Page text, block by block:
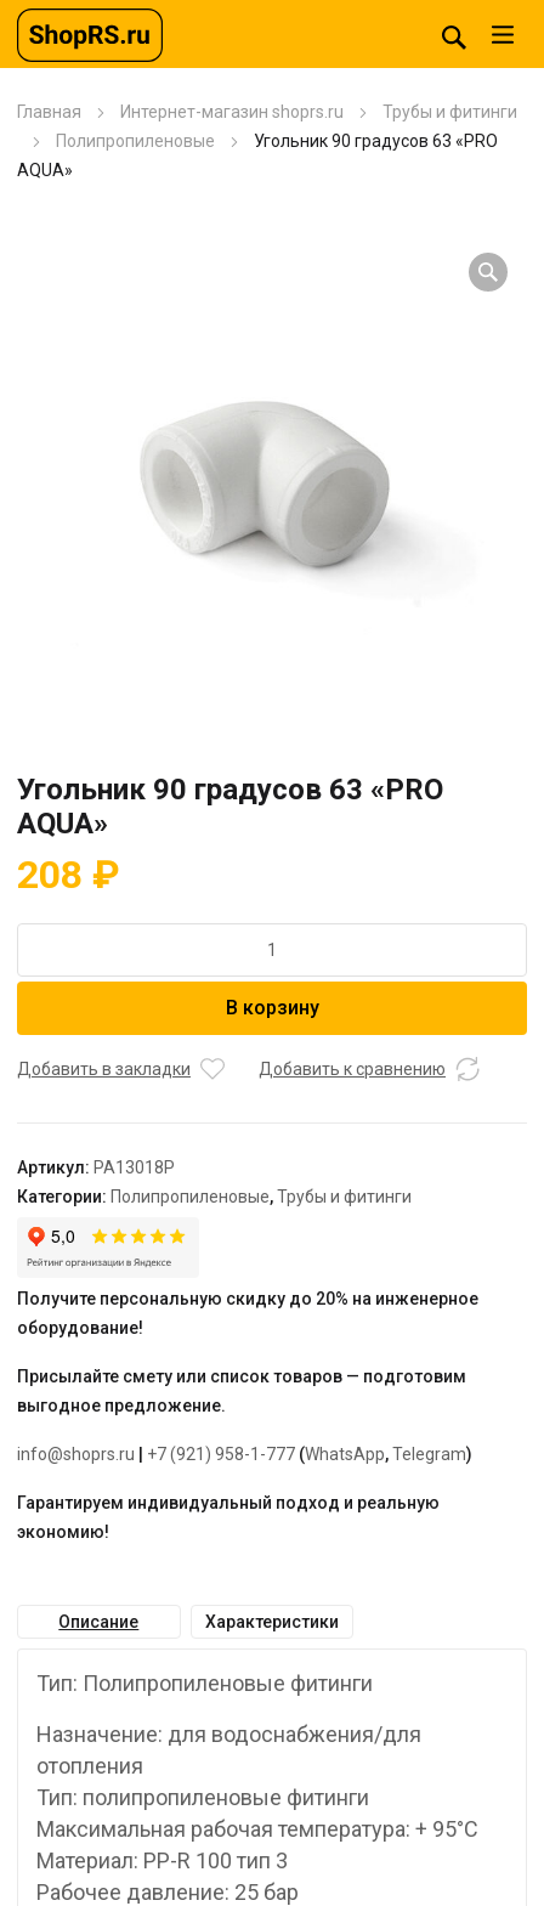
Главная Интернет-магазин shoprs.ru
Трубы и фитинги
Полипропиленовые
Угольник 90 градусов 63 «PRO
AQUA»
Угольник 90 градусов 63 «PRO
AQUA»
208 ₽
Угольник
63
В корзину
Добавить в закладки Добавить к сравнению
Артикул: PA13018P
Категории: Полипропиленовые,Трубы и фитинги
Получите персональную скидку до 20% на инженерное
оборудование!
Присылайте смету или список товаров — подготовим
выгодное предложение.
info@shoprs.ru +7 (921) 958-1-777 (WhatsApp,Telegram)
Гарантируем индивидуальный подход и реальную
экономию!
Описание Характеристики
Тип: Полипропиленовые фитинги
Назначение: для водоснабжения/для
отопления
Тип: полипропиленовые фитинги
Максимальная рабочая температура: + 95°С
Материал: PP-R 100 тип 3
Рабочее давление: 25 бар